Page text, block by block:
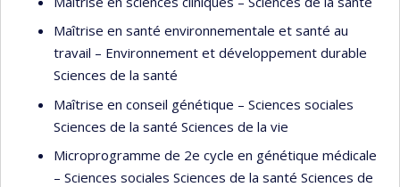
Maîtrise en santé environnementale et santé au
travail – Environnement et développement durable
Sciences de la santé
Maîtrise en conseil génétique – Sciences sociales
Sciences de la santé Sciences de la vie
Microprogramme de 2e cycle en génétique médicale
– Sciences sociales Sciences de la santé Sciences de